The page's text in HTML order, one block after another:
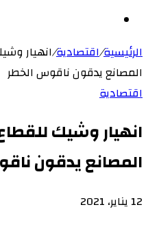
الرئيسية/اقتصادية/انهيار
المصانع يدقون ناقوس الخطر
اقتصادية
انهيار وشيك
المصانع يدقون
12 يناير، 2021